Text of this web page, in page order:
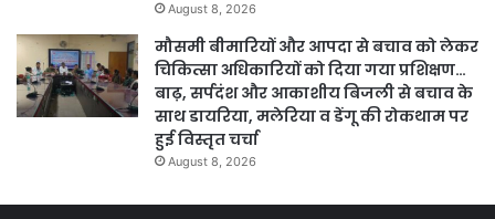
August 8, 2026
मौसमी बीमारियों और आपदा से बचाव को लेकर
चिकित्सा अधिकारियों को दिया गया प्रशिक्षण…
बाढ़, सर्पदंश और आकाशीय बिजली से बचाव के
साथ डायरिया, मलेरिया व डेंगू की रोकथाम पर
हुई विस्तृत चर्चा
August 8, 2026